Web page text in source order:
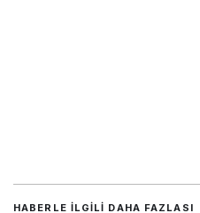
HABERLE ILGILI DAHA FAZLASI